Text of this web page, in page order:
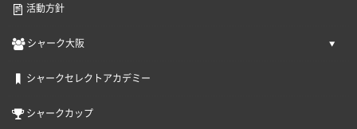
活動方針
シャーク大阪
シャークセレクトアカデミー
シャークカップ